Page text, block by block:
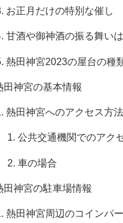
お正月だけの特別な催し
甘酒や御神酒の振る舞い
熱田神宮2023の屋台の種
田神宮の基本情報
熱田神宮へのアクセス方法
公共交通機関でのアク
車の場合
田神宮の駐車場情報
熱田神宮周辺のコインパ